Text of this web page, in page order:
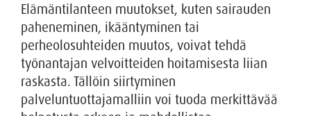
Elämäntilanteen muutokset, kuten sairauden
paheneminen, ikääntyminen tai
perheolosuhteiden muutos, voivat tehdä
työnantajan velvoitteiden hoitamisesta liian
raskasta. Tällöin siirtyminen
palveluntuottajamalliin voi tuoda merkittävää